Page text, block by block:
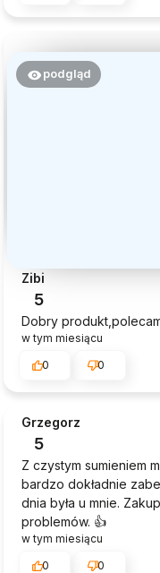
podgląd
Zibi
5
Dobry
w tym miesiącu
0
0
Grzegorz
5
Z czystym sumieniem
bardzo dokładnie
dnia była u mnie.
problemów. 👍️
w tym miesiącu
0
0